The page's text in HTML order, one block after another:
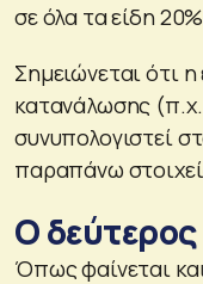
σε όλα τα είδη
Σημειώνεται ότι
κατανάλωσης (π.χ.
συνυπολογιστεί
παραπάνω
Ο
Όπως φαίνεται